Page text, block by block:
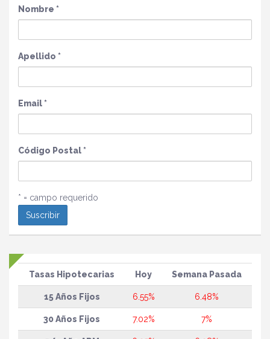
Nombre *
Apellido *
Email*
Código Postal*
* = campo requerido
Tasas Hipotecarias Hoy Semana Pasada
15 Años Fijos 6.55% 6.48%
30 Años Fijos 7.02% 7%